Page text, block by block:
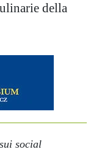
della
social